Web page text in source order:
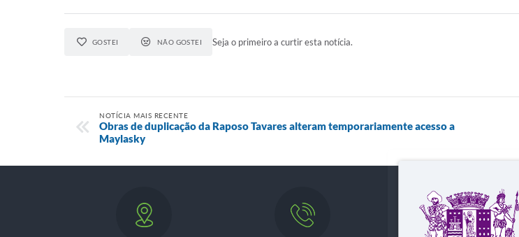
GOSTEI NÃO GOSTEI Seja o primeiro a curtir esta notícia.
NOTÍCIA MAIS RECENTE
Obras de duplicação da Raposo Tavares alteram temporariamente acesso a
Maylasky